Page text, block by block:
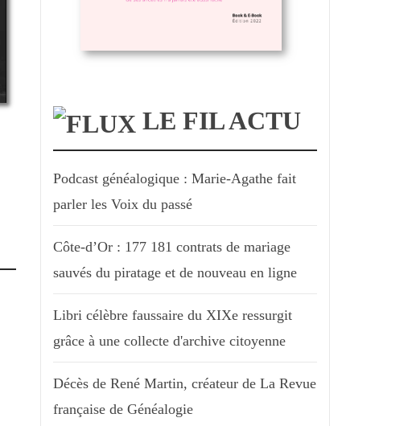
LE FIL ACTU
Podcast généalogique : Marie-Agathe fait
parler les Voix du passé
Côte-d’Or : 177 181 contrats de mariage
sauvés du piratage et de nouveau en ligne
Libri célèbre faussaire du XIXe ressurgit
grâce à une collecte d'archive citoyenne
Décès de René Martin, créateur de La Revue
française de Généalogie